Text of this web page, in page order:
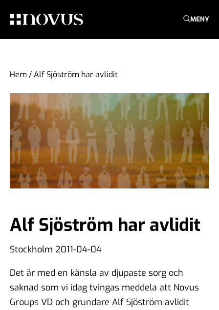
MENY
Hem /Alf Sjöström har avlidit
Alf Sjöström har avlidit
Stockholm 2011-04-04
Det är med en känsla av djupaste sorg och
saknad som vi idag tvingas meddela att Novus
Groups VD och grundare Alf Sjöström avlidit